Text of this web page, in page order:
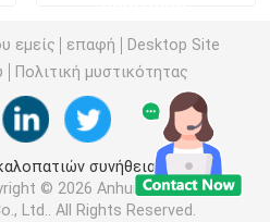
κιγκλιδωμάτων
Ασφαλείας
εμείς επαφή
Desktop Site
Πολιτική μυστικότητας
συνήθειας
© 2026 Anhui Angran
Ltd.. All Rights Reserved.